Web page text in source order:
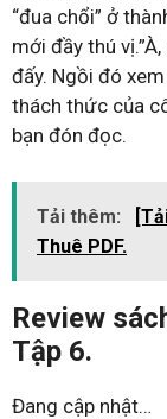
“đua chổi” ở
mới đầy thú
đấy. Ngồi đó
thách thức của
bạn đón đọc.
Tải thêm:
Thuê PDF.
Review
Tập 6.
Đang cập nhật…